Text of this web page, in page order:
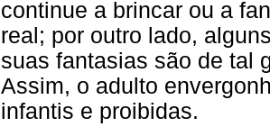
continue a brincar ou a
real; por outro lado,
suas fantasias são de tal
Assim, o adulto
infantis e proibidas.